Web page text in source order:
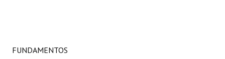
Antiguos Pobladores
FUNDAMENTOS